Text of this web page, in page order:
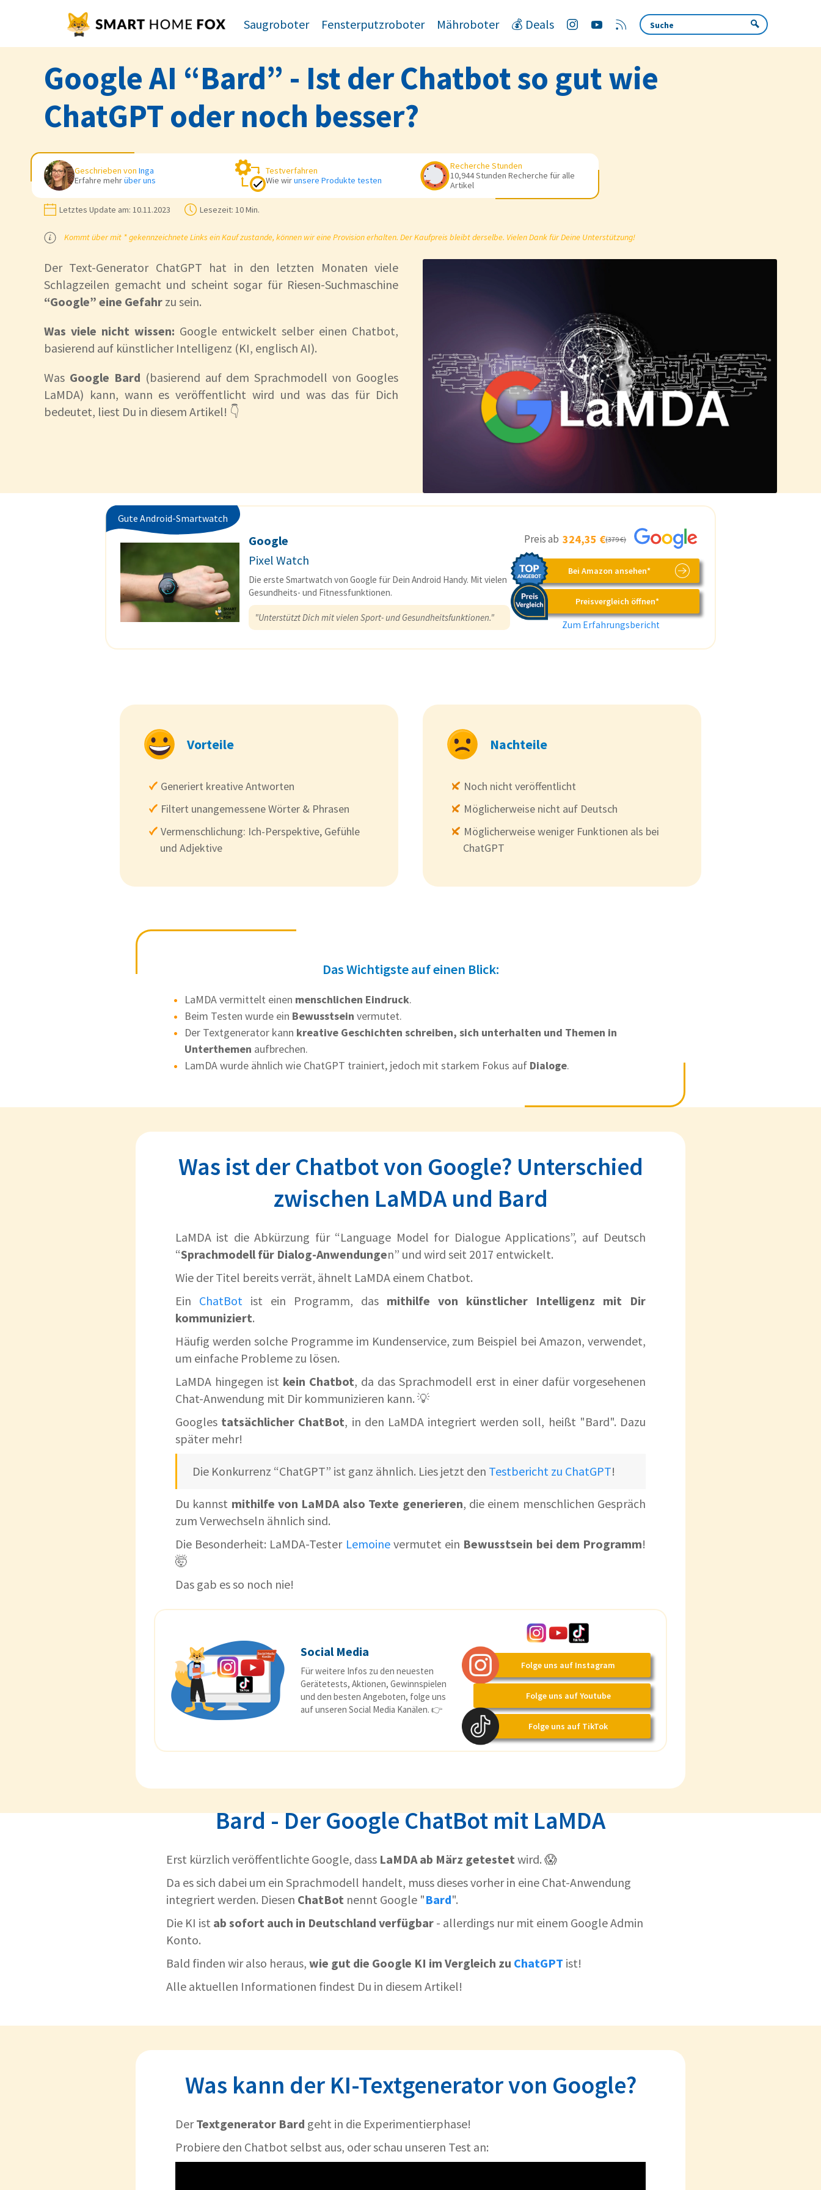
Saugroboter Fensterputzroboter Mähroboter 💰 Deals
Google AI “Bard” - Ist der Chatbot so gut wie
ChatGPT oder noch besser?
Geschrieben von Inga
Erfahre mehrüber uns
Testverfahren
Wie wirunsere Produkte testen
Recherche Stunden
10,944 Stunden Recherche für alle
Artikel
Letztes Update am: 10.11.2023 Lesezeit: 10 Min.
Kommt über mit * gekennzeichnete Links ein Kauf zustande, können wir eine Provision erhalten. Der Kaufpreis bleibt derselbe. Vielen Dank für Deine Unterstützung!
Der Text-Generator ChatGPT hat in den letzten Monaten viele
Schlagzeilen gemacht und scheint sogar für Riesen-Suchmaschine
“Google” eine Gefahr zu sein.
Was viele nicht wissen: Google entwickelt selber einen Chatbot,
basierend auf künstlicher Intelligenz (KI, englisch AI).
Was Google Bard (basierend auf dem Sprachmodell von Googles
LaMDA) kann, wann es veröffentlicht wird und was das für Dich
bedeutet, liest Du in diesem Artikel! 👇
Gute Android-Smartwatch
Google
Pixel Watch
Die erste Smartwatch von Google für Dein Android Handy. Mit vielen
Gesundheits- und Fitnessfunktionen.
"Unterstützt Dich mit vielen Sport- und Gesundheitsfunktionen."
Preis ab324,35 €(379 €)
Bei Amazon ansehen*
Preisvergleich öffnen*
Zum Erfahrungsbericht
Vorteile
Generiert kreative Antworten
Filtert unangemessene Wörter & Phrasen
Vermenschlichung: Ich-Perspektive, Gefühle
und Adjektive
Nachteile
Noch nicht veröffentlicht
Möglicherweise nicht auf Deutsch
Möglicherweise weniger Funktionen als bei
ChatGPT
Das Wichtigste auf einen Blick:
LaMDA vermittelt einen menschlichen Eindruck.
Beim Testen wurde ein Bewusstsein vermutet.
Der Textgenerator kann kreative Geschichten schreiben, sich unterhalten und Themen in
Unterthemen aufbrechen.
LamDA wurde ähnlich wie ChatGPT trainiert, jedoch mit starkem Fokus auf Dialoge.
Was ist der Chatbot von Google? Unterschied
zwischen LaMDA und Bard
LaMDA ist die Abkürzung für “Language Model for Dialogue Applications”, auf Deutsch
“Sprachmodell für Dialog-Anwendungen” und wird seit 2017 entwickelt.
Wie der Titel bereits verrät, ähnelt LaMDA einem Chatbot.
Ein ChatBot ist ein Programm, das mithilfe von künstlicher Intelligenz mit Dir
kommuniziert.
Häufig werden solche Programme im Kundenservice, zum Beispiel bei Amazon, verwendet,
um einfache Probleme zu lösen.
LaMDA hingegen ist kein Chatbot, da das Sprachmodell erst in einer dafür vorgesehenen
Chat-Anwendung mit Dir kommunizieren kann. 💡
Googles tatsächlicher ChatBot, in den LaMDA integriert werden soll, heißt "Bard". Dazu
später mehr!
Die Konkurrenz “ChatGPT” ist ganz ähnlich. Lies jetzt den Testbericht zu ChatGPT!
Du kannst mithilfe von LaMDA also Texte generieren, die einem menschlichen Gespräch
zum Verwechseln ähnlich sind.
Die Besonderheit: LaMDA-Tester Lemoinevermutet ein Bewusstsein bei dem Programm!
🤯
Das gab es so noch nie!
Social Media
Für weitere Infos zu den neuesten
Gerätetests, Aktionen, Gewinnspielen
und den besten Angeboten, folge uns
auf unseren Social Media Kanälen. 👉
Folge uns auf Instagram
Folge uns auf Youtube
Folge uns auf TikTok
Bard - Der Google ChatBot mit LaMDA
Erst kürzlich veröffentlichte Google, dass LaMDA ab März getestet wird. 😱
Da es sich dabei um ein Sprachmodell handelt, muss dieses vorher in eine Chat-Anwendung
integriert werden. Diesen ChatBot nennt Google "Bard".
Die KI ist ab sofort auch in Deutschland verfügbar - allerdings nur mit einem Google Admin
Konto.
Bald finden wir also heraus, wie gut die Google KI im Vergleich zu ChatGPT ist!
Alle aktuellen Informationen findest Du in diesem Artikel!
Was kann der KI-Textgenerator von Google?
DerTextgenerator Bard geht in die Experimentierphase!
Probiere den Chatbot selbst aus, oder schau unseren Test an: